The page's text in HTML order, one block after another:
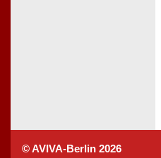
© AVIVA-Berlin 2026